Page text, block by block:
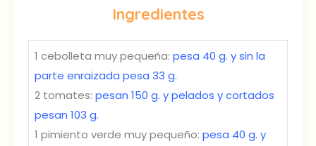
Ingredientes
1 cebolleta muy pequeña: pesa 40 g. y sin la
parte enraizada pesa 33 g.
2 tomates: pesan 150 g. y pelados y cortados
pesan 103 g.
1 pimiento verde muy pequeño: pesa 40 g. y